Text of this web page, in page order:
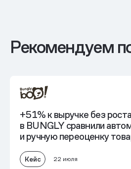
Рекомендуем
+51% к выручке без
в BUNGLY сравнили
и ручную переоценку
Кейс 22 июля